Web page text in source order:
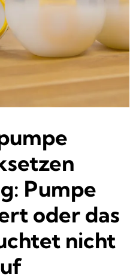
Pumpe
oder das
nicht